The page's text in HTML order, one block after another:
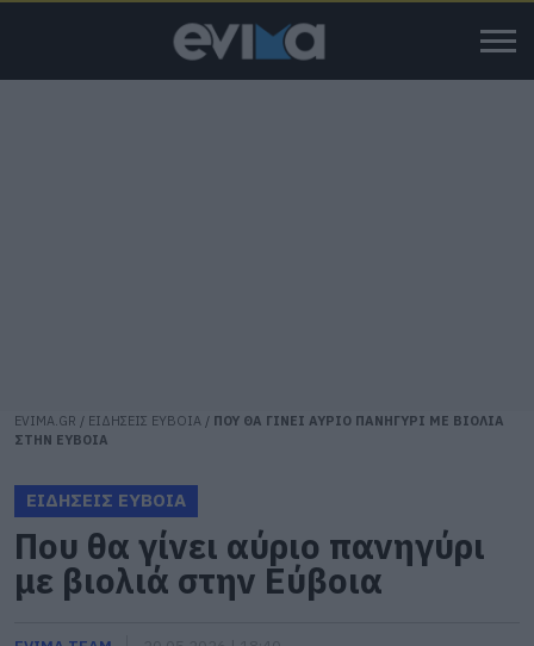
EVIMA.GR / ΕΙΔΗΣΕΙΣ ΕΥΒΟΙΑ / ΠΟΥ ΘΑ ΓΙΝΕΙ ΑΥΡΙΟ ΠΑΝΗΓΥΡΙ ΜΕ ΒΙΟΛΙΑ
ΣΤΗΝ ΕΥΒΟΙΑ
ΕΙΔΗΣΕΙΣ ΕΥΒΟΙΑ
Που θα γίνει αύριο πανηγύρι
με βιολιά στην Εύβοια